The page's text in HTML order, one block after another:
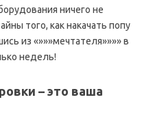
ничего не
того, как накачать попу
из «»»»мечтателя»»»» в
недель!
– это ваша